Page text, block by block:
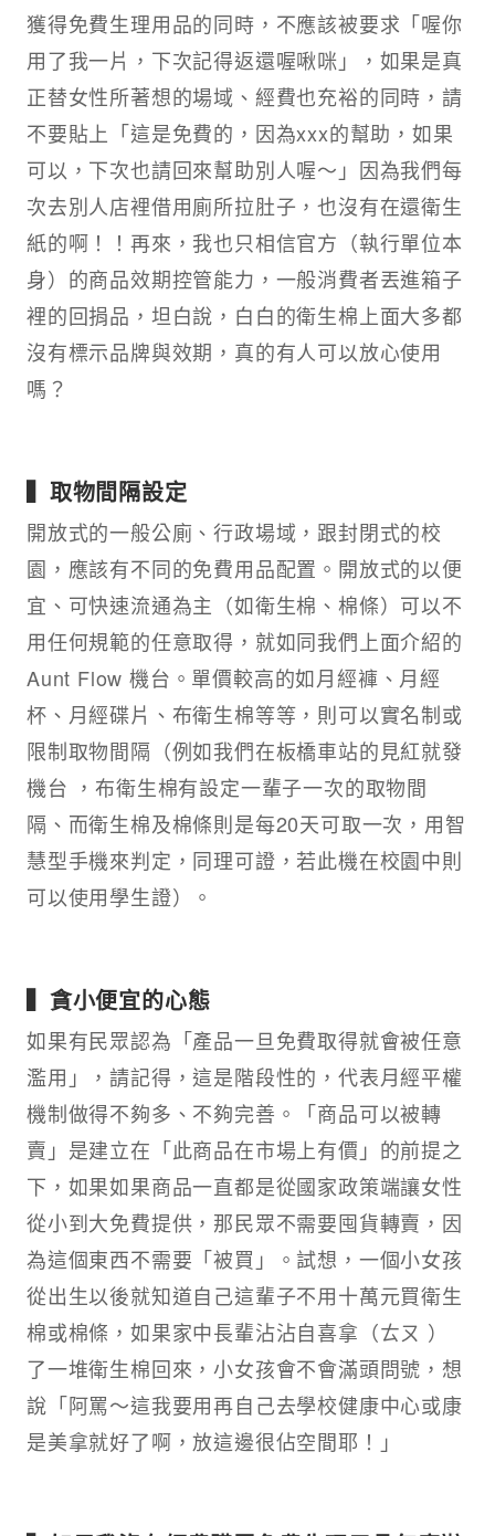
獲得免費生理用品的同時，不應該被要求「喔你
用了我一片，下次記得返還喔啾咪」，如果是真
正替女性所著想的場域、經費也充裕的同時，請
不要貼上「這是免費的，因為xxx的幫助，如果
可以，下次也請回來幫助別人喔～」因為我們每
次去別人店裡借用廁所拉肚子，也沒有在還衛生
紙的啊！！再來，我也只相信官方（執行單位本
身）的商品效期控管能力，一般消費者丟進箱子
裡的回捐品，坦白說，白白的衛生棉上面大多都
沒有標示品牌與效期，真的有人可以放心使用
嗎？
▍取物間隔設定
開放式的一般公廁、行政場域，跟封閉式的校
園，應該有不同的免費用品配置。開放式的以便
宜、可快速流通為主（如衛生棉、棉條）可以不
用任何規範的任意取得，就如同我們上面介紹的
Aunt Flow 機台。單價較高的如月經褲、月經
杯、月經碟片、布衛生棉等等，則可以實名制或
限制取物間隔（例如我們在板橋車站的見紅就發
機台 ，布衛生棉有設定一輩子一次的取物間
隔、而衛生棉及棉條則是每20天可取一次，用智
慧型手機來判定，同理可證，若此機在校園中則
可以使用學生證）。
▍貪小便宜的心態
如果有民眾認為「產品一旦免費取得就會被任意
濫用」，請記得，這是階段性的，代表月經平權
機制做得不夠多、不夠完善。「商品可以被轉
賣」是建立在「此商品在市場上有價」的前提之
下，如果如果商品一直都是從國家政策端讓女性
從小到大免費提供，那民眾不需要囤貨轉賣，因
為這個東西不需要「被買」。試想，一個小女孩
從出生以後就知道自己這輩子不用十萬元買衛生
棉或棉條，如果家中長輩沾沾自喜拿（ㄊㄡ ）
了一堆衛生棉回來，小女孩會不會滿頭問號，想
說「阿罵～這我要用再自己去學校健康中心或康
是美拿就好了啊，放這邊很佔空間耶！」